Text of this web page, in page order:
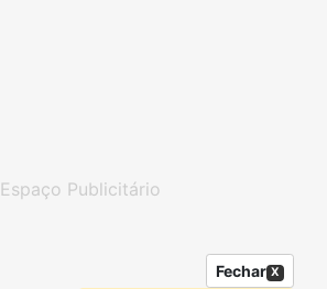
Espaço Publicitário
Fechar X